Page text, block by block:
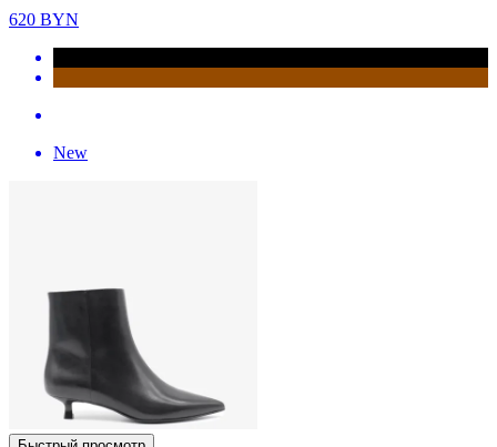
620 BYN
New